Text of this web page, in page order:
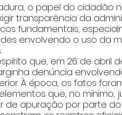
o papel do cidadão
transparência da
fundamentais,
envolvendo o uso da
que, em 26 de abril
denúncia
À época, os fatos
que, no mínimo,
de apuração por parte do